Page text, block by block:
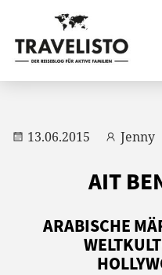
13.06.2015 Jenny
AIT
ARABISCHE